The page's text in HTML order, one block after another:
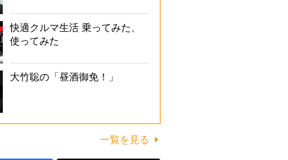
快適クルマ生活 乗ってみた、
使ってみた
大竹聡の「昼酒御免！」
一覧を見る